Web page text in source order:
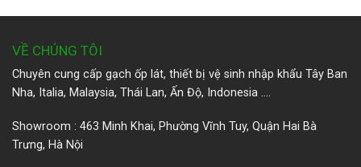
VỀ CHÚNG TÔI
Chuyên cung cấp gạch ốp lát, thiết bị vệ sinh nhập khẩu Tây Ban
Nha, Italia, Malaysia, Thái Lan, Ấn Độ, Indonesia ….
Showroom : 463 Minh Khai, Phường Vĩnh Tuy, Quận Hai Bà
Trưng, Hà Nội